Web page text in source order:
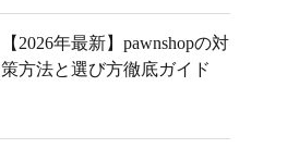
【2026年最新】pawnshopの対
策方法と選び方徹底ガイド